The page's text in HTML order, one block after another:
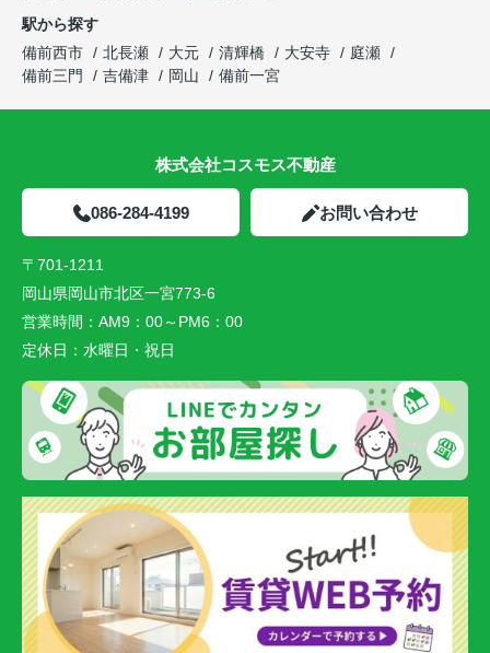
駅から探す
備前西市
北長瀬 大元 清輝橋 大安寺
庭瀬
備前三門
吉備津 岡山 備前一宮
株式会社コスモス不動産
086-284-4199 お問い合わせ
〒701-1211
岡山県岡山市北区一宮773-6
営業時間： AM9：00～PM6：00
定休日： 水曜日・祝日